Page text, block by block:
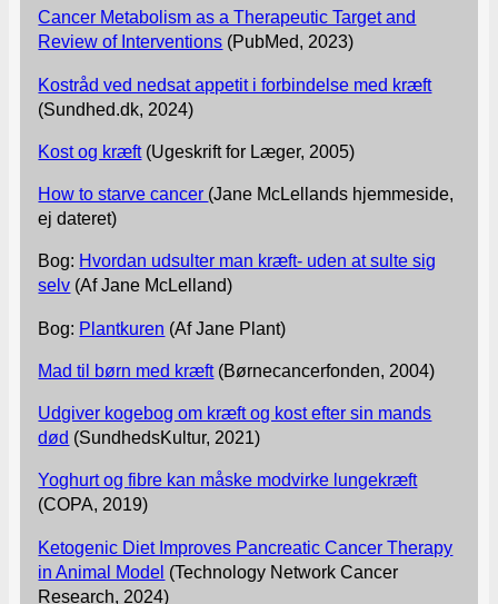
Cancer Metabolism as a Therapeutic Target and
Review of Interventions (PubMed, 2023)
Kostråd ved nedsat appetit i forbindelse med kræft
(Sundhed.dk, 2024)
Kost og kræft(Ugeskrift for Læger, 2005)
How to starve cancer (Jane McLellands hjemmeside,
ej dateret)
Bog: Hvordan udsulter man kræft- uden at sulte sig
selv (Af Jane McLelland)
Bog: Plantkuren (Af Jane Plant)
Mad til børn med kræft(Børnecancerfonden, 2004)
Udgiver kogebog om kræft og kost efter sin mands
død (SundhedsKultur, 2021)
Yoghurt og fibre kan måske modvirke lungekræft
(COPA, 2019)
Ketogenic Diet Improves Pancreatic Cancer Therapy
in Animal Model (Technology Network Cancer
Research, 2024)